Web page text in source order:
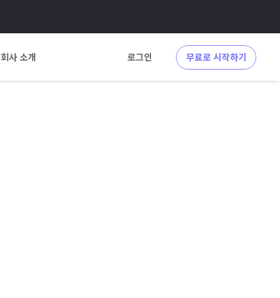
회사 소개 로그인 무료로 시작하기